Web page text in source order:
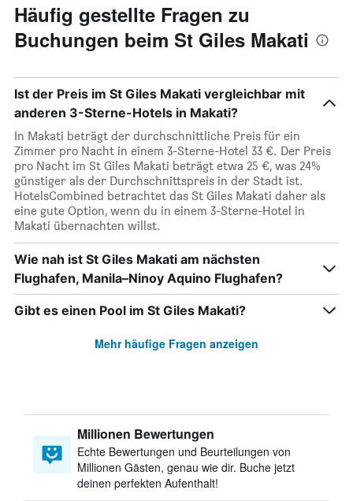
Häufig gestellte Fragen zu
Buchungen beim St Giles Makati
Ist der Preis im St Giles Makati vergleichbar mit
anderen 3-Sterne-Hotels in Makati?
In Makati beträgt der durchschnittliche Preis für ein
Zimmer pro Nacht in einem 3-Sterne-Hotel 33 €. Der Preis
pro Nacht im St Giles Makati beträgt etwa 25 €, was 24%
günstiger als der Durchschnittspreis in der Stadt ist.
HotelsCombined betrachtet das St Giles Makati daher als
eine gute Option, wenn du in einem 3-Sterne-Hotel in
Makati übernachten willst.
Wie nah ist St Giles Makati am nächsten
Flughafen, Manila–Ninoy Aquino Flughafen?
Gibt es einen Pool im St Giles Makati?
Mehr häufige Fragen anzeigen
Millionen Bewertungen
Echte Bewertungen und Beurteilungen von
Millionen Gästen, genau wie dir. Buche jetzt
deinen perfekten Aufenthalt!